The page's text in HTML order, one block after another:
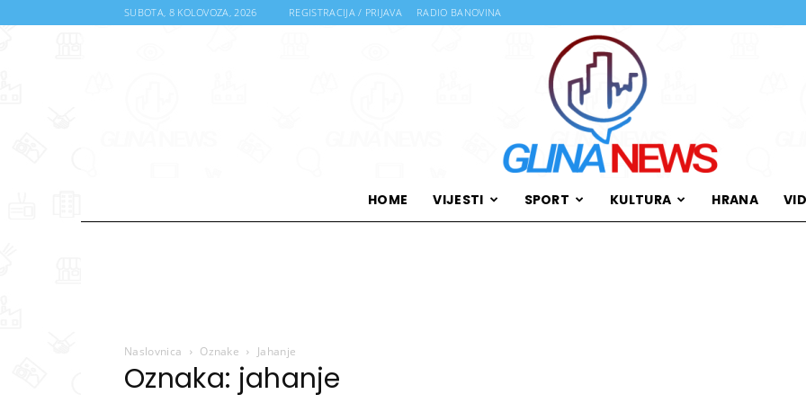
SUBOTA, 8 KOLOVOZA, 2026 REGISTRACIJA / PRIJAVA RADIO BANOVINA
HOME VIJESTI SPORT KULTURA HRANA
Naslovnica Oznake Jahanje
Oznaka: jahanje